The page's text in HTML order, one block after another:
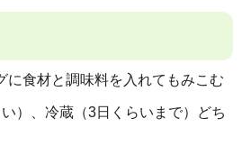
に食材と調味料を入れてもみこむ
）、冷蔵（3日くらいまで）どち